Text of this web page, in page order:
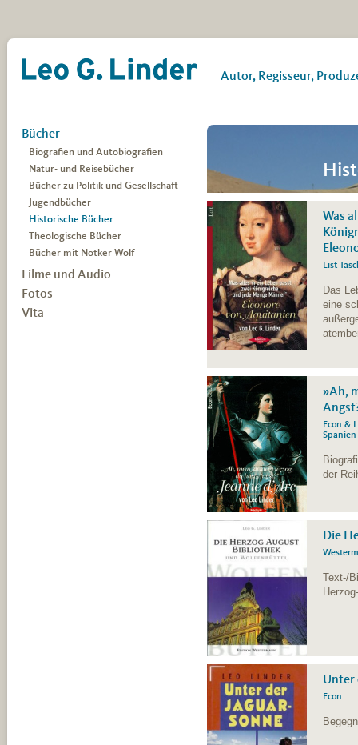
Leo G. Linder Autor, Regisseur,
Zum Inhalt springen
Bücher
Biografien und Autobiografien
Natur- und Reisebücher
Bücher zu Politik und Gesellschaft
Jugendbücher
Historische Bücher
Theologische Bücher
Bücher mit Notker Wolf
Filme und Audio
Filme für das FWU (Auswahl)
Filme für die GTZ
Fotos
Vita
Was
List
Das
eine
»Ah,
Econ &
Spanien
der
Die
Text-/
Unter
Econ